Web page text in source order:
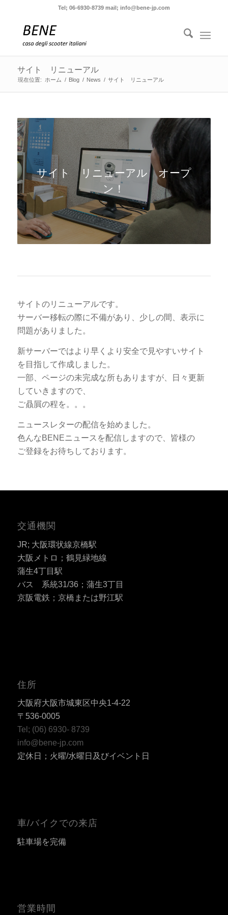
Tel; 06-6930-8739 mail; info@bene-jp.com
サイト リニューアル
現在位置: ホーム / Blog / News / サイト リニューアル
サイト リニューアル オープ
ン！
サイトのリニューアルです。
サーバー移転の際に不備があり、少しの間、表示に
問題がありました。
新サーバーではより早くより安全で見やすいサイト
を目指して作成しました。
一部、ページの未完成な所もありますが、日々更新
していきますので、
ご贔屓の程を。。。
ニュースレターの配信を始めました。
色んなBENEニュースを配信しますので、皆様の
ご登録をお待ちしております。
交通機関
JR; 大阪環状線京橋駅
大阪メトロ；鶴見緑地線
蒲生4丁目駅
バス 系統31/36；蒲生3丁目
京阪電鉄；京橋または野江駅
住所
大阪府大阪市城東区中央1-4-22
〒536-0005
Tel; (06) 6930- 8739
info@bene-jp.com
定休日；火曜/水曜日及びイベント日
車/バイクでの来店
駐車場を完備
営業時間